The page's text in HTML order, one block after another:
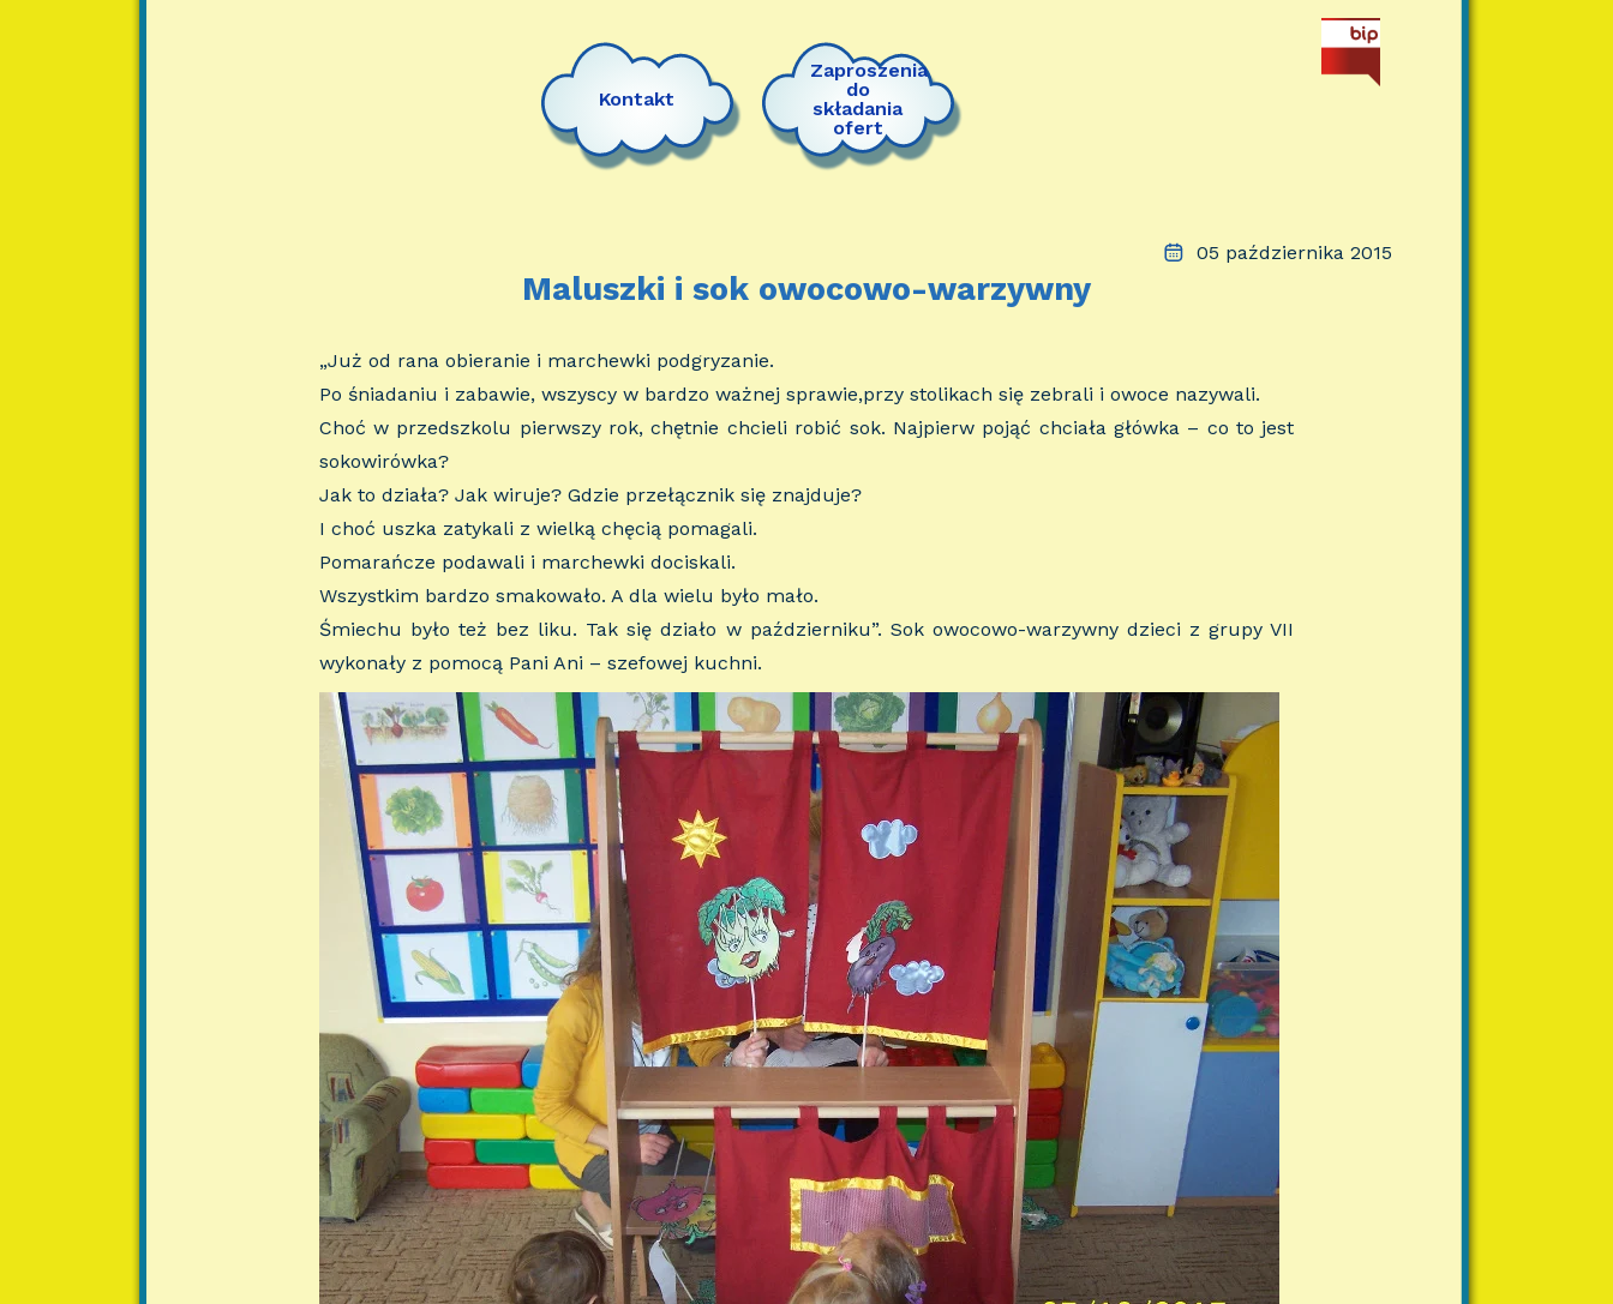
Kontakt
Zaproszenia
do
składania
ofert
05 października 2015
Maluszki i sok owocowo-warzywny
„Już od rana obieranie i marchewki podgryzanie.
Po śniadaniu i zabawie, wszyscy w bardzo ważnej sprawie,przy stolikach się zebrali i owoce nazywali.
Choć w przedszkolu pierwszy rok, chętnie chcieli robić sok. Najpierw pojąć chciała główka – co to jest
sokowirówka?
Jak to działa? Jak wiruje? Gdzie przełącznik się znajduje?
I choć uszka zatykali z wielką chęcią pomagali.
Pomarańcze podawali i marchewki dociskali.
Wszystkim bardzo smakowało. A dla wielu było mało.
Śmiechu było też bez liku. Tak się działo w październiku”. Sok owocowo-warzywny dzieci z grupy VII
wykonały z pomocą Pani Ani – szefowej kuchni.